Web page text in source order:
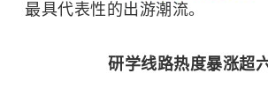
最具代表性的出游潮流。
研学线路热度暴涨超